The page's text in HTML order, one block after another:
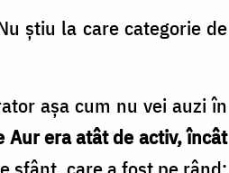
ştiu la care categorie de
aşa cum nu vei auzi în
Aur era atât de activ, încât